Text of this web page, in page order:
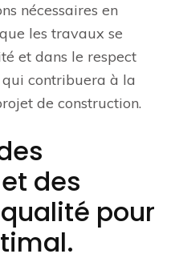
nécessaires en
les travaux se
et dans le respect
contribuera à la
de construction.
des
pour